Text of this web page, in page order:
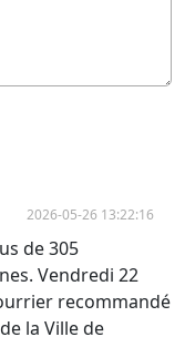
2026-05-26 13:22:16
de 305
Vendredi 22
recommandé
la Ville de